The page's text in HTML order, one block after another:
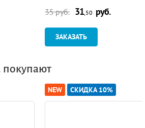
35 руб. 31,50 руб.
ЗАКАЗАТЬ
покупают
NEW СКИДКА 10%